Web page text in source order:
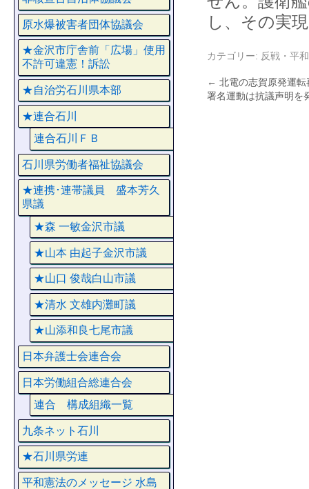
し、その実
カテゴリー: 反戦・平和
← 北電の志賀原発運
署名運動は抗議声明を
原水爆被害者団体協議会
★金沢市庁舎前「広場」使用
不許可違憲！訴訟
★自治労石川県本部
★連合石川
連合石川ＦＢ
石川県労働者福祉協議会
★連携･連帯議員 盛本芳久
県議
★森 一敏金沢市議
★山本 由起子金沢市議
★山口 俊哉白山市議
★清水 文雄内灘町議
★山添和良七尾市議
日本弁護士会連合会
日本労働組合総連合会
連合 構成組織一覧
九条ネット石川
★石川県労連
平和憲法のメッセージ 水島